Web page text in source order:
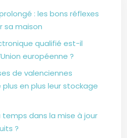
: les bons réflexes
sa maison
qualifié est-il
européenne ?
de valenciennes
en plus leur stockage
dans la mise à jour
?